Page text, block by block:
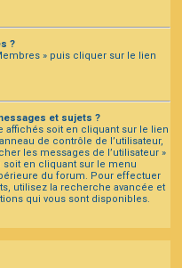
?
» puis cliquer sur le lien
et sujets ?
affichés soit en cliquant sur le lien
de contrôle de l’utilisateur,
les messages de l’utilisateur »
soit en cliquant sur le menu
du forum. Pour effectuer
utilisez la recherche avancée et
qui vous sont disponibles.